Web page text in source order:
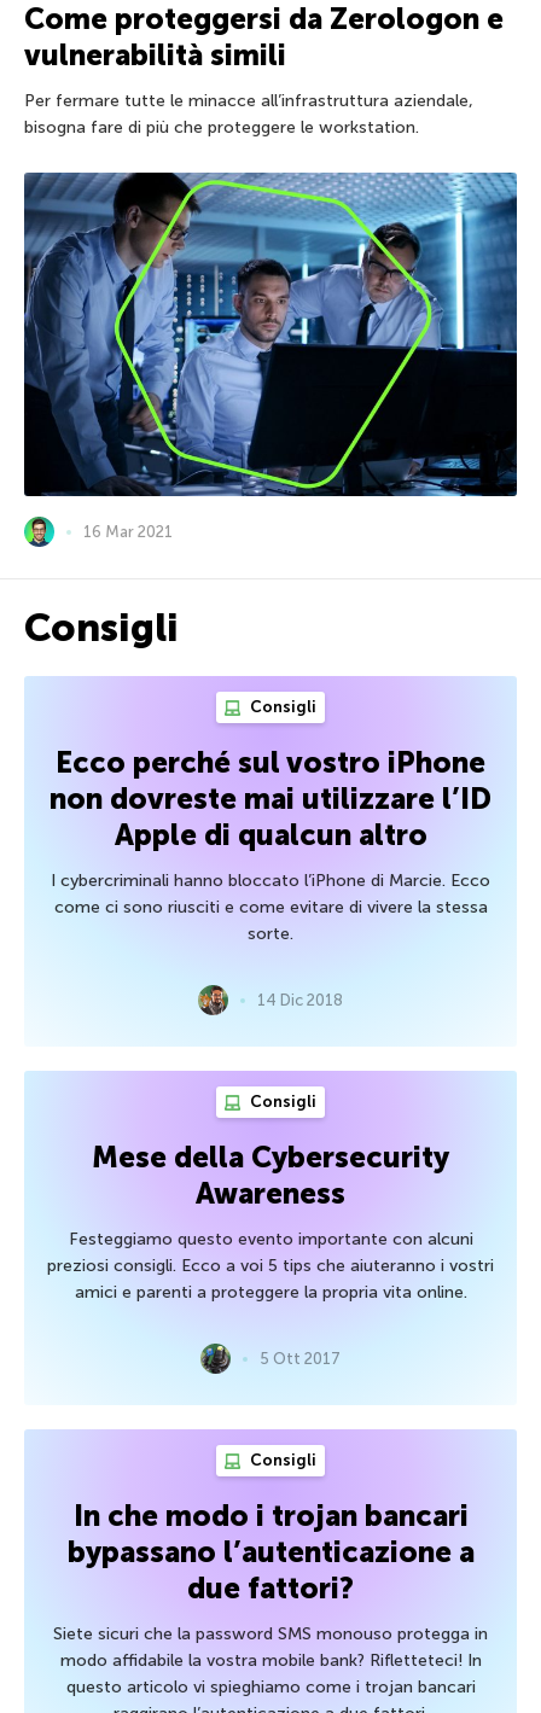
Come proteggersi da Zerologon e
vulnerabilità simili
Per fermare tutte le minacce all’infrastruttura aziendale,
bisogna fare di più che proteggere le workstation.
16 Mar 2021
Consigli
Consigli
Ecco perché sul vostro iPhone
non dovreste mai utilizzare l’ID
Apple di qualcun altro
I cybercriminali hanno bloccato l’iPhone di Marcie. Ecco
come ci sono riusciti e come evitare di vivere la stessa
sorte.
14 Dic 2018
Consigli
Mese della Cybersecurity
Awareness
Festeggiamo questo evento importante con alcuni
preziosi consigli. Ecco a voi 5 tips che aiuteranno i vostri
amici e parenti a proteggere la propria vita online.
5 Ott 2017
Consigli
In che modo i trojan bancari
bypassano l’autenticazione a
due fattori?
Siete sicuri che la password SMS monouso protegga in
modo affidabile la vostra mobile bank? Rifletteteci! In
questo articolo vi spieghiamo come i trojan bancari